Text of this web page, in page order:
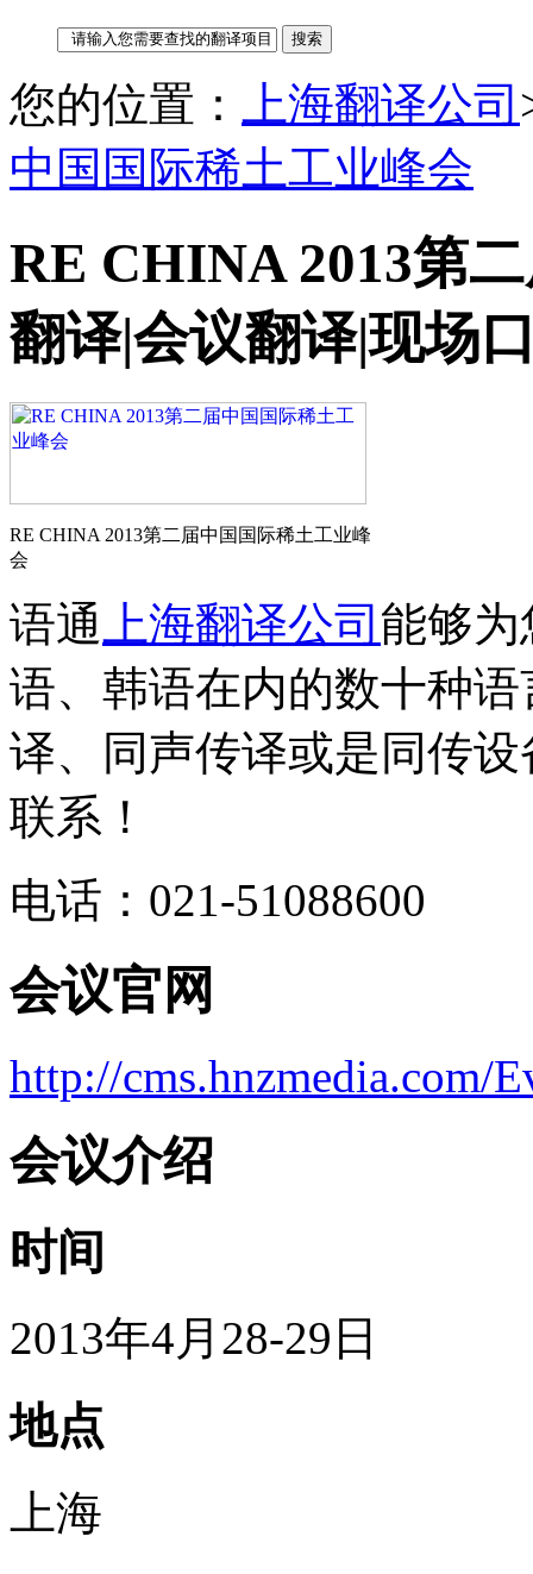
您的位置： 上海翻译公司
中国国际稀土工业峰会
RE CHINA 2013第
翻译|会议翻译|现场
RE CHINA 2013第二届中国国际稀土工业峰
会
语通 上海翻译公司 能够
语、韩语在内的数十种语
译、同声传译或是同传
联系！
电话：021-51088600
会议官网
http://cms.hnzmedia.com/
会议介绍
时间
2013年4月28-29日
地点
上海